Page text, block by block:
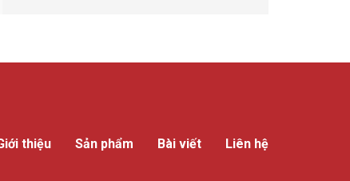
thiệu Sản phẩm Bài viết Liên hệ